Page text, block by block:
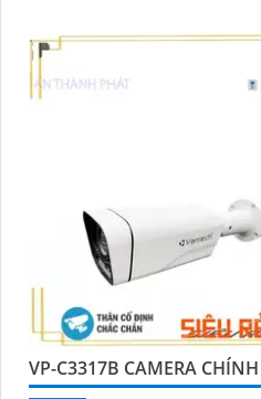
VP-C3317B CAMERA